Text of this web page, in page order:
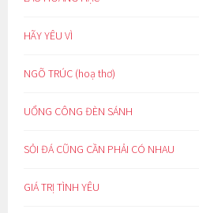
HÃY YÊU VÌ
NGÕ TRÚC (hoạ thơ)
UỔNG CÔNG ĐÈN SÁNH
SỎI ĐÁ CŨNG CẦN PHẢI CÓ NHAU
GIÁ TRỊ TÌNH YÊU